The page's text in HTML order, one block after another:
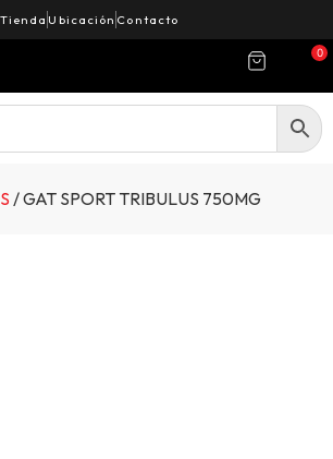
Tienda Ubicación Contacto
0
/ GAT SPORT TRIBULUS 750MG